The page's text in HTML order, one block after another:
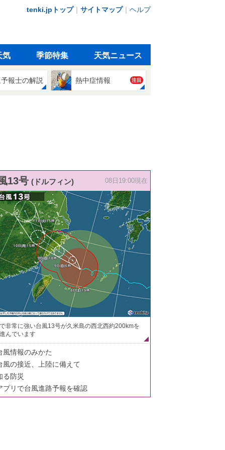
tenki.jpトップ｜ サイトマップ｜ ヘルプ
気 季節特集 天気ニュース
報士の解説 熱中症情報 注目
13号 (ドルフィン) 08日19:00現在
非常に強い台風13号が久米島の西北西約200kmを
んでいます
風情報のみかた
風の接近、上陸に備えて
る防災
プリで台風進路予報を確認